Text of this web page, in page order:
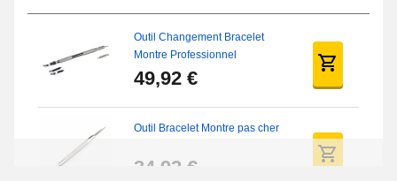
Outil Changement Bracelet
Montre Professionnel
49,92 €
Outil Bracelet Montre pas cher
34,92 €